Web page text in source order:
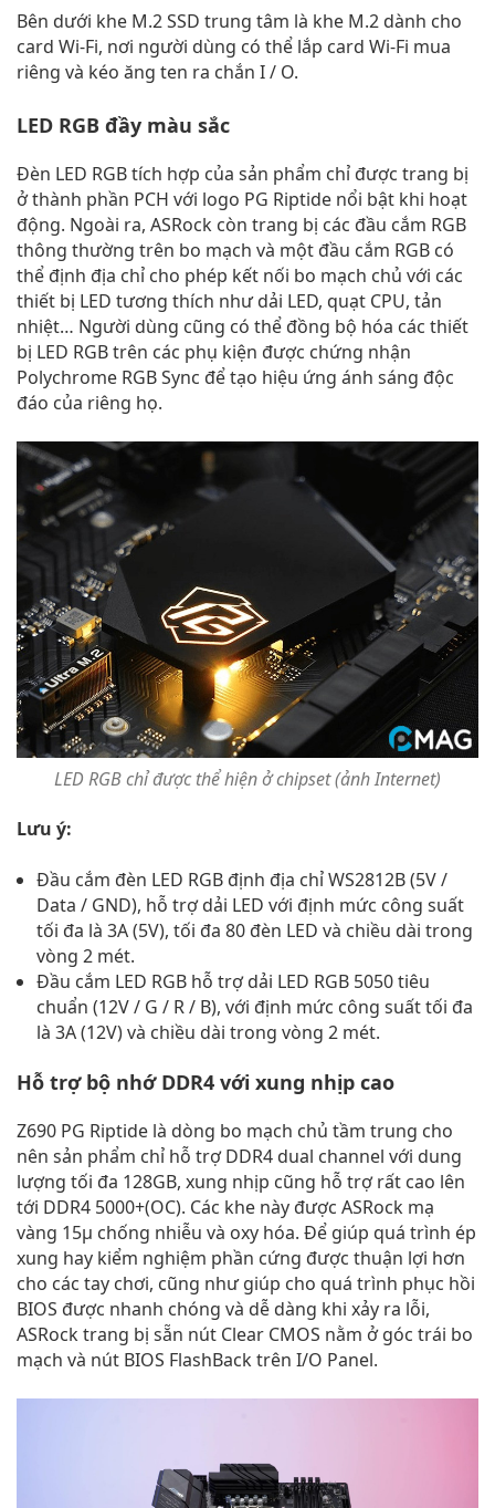
Bên dưới khe M.2 SSD trung tâm là khe M.2 dành cho
card Wi-Fi, nơi người dùng có thể lắp card Wi-Fi mua
riêng và kéo ăng ten ra chắn I / O.
LED RGB đầy màu sắc
Đèn LED RGB tích hợp của sản phẩm chỉ được trang bị
ở thành phần PCH với logo PG Riptide nổi bật khi hoạt
động. Ngoài ra, ASRock còn trang bị các đầu cắm RGB
thông thường trên bo mạch và một đầu cắm RGB có
thể định địa chỉ cho phép kết nối bo mạch chủ với các
thiết bị LED tương thích như dải LED, quạt CPU, tản
nhiệt… Người dùng cũng có thể đồng bộ hóa các thiết
bị LED RGB trên các phụ kiện được chứng nhận
Polychrome RGB Sync để tạo hiệu ứng ánh sáng độc
đáo của riêng họ.
LED RGB chỉ được thể hiện ở chipset (ảnh Internet)
Lưu ý:
Đầu cắm đèn LED RGB định địa chỉ WS2812B (5V /
Data / GND), hỗ trợ dải LED với định mức công suất
tối đa là 3A (5V), tối đa 80 đèn LED và chiều dài trong
vòng 2 mét.
Đầu cắm LED RGB hỗ trợ dải LED RGB 5050 tiêu
chuẩn (12V / G / R / B), với định mức công suất tối đa
là 3A (12V) và chiều dài trong vòng 2 mét.
Hỗ trợ bộ nhớ DDR4 với xung nhịp cao
Z690 PG Riptide là dòng bo mạch chủ tầm trung cho
nên sản phẩm chỉ hỗ trợ DDR4 dual channel với dung
lượng tối đa 128GB, xung nhịp cũng hỗ trợ rất cao lên
tới DDR4 5000+(OC). Các khe này được ASRock mạ
vàng 15μ chống nhiễu và oxy hóa. Để giúp quá trình ép
xung hay kiểm nghiệm phần cứng được thuận lợi hơn
cho các tay chơi, cũng như giúp cho quá trình phục hồi
BIOS được nhanh chóng và dễ dàng khi xảy ra lỗi,
ASRock trang bị sẵn nút Clear CMOS nằm ở góc trái bo
mạch và nút BIOS FlashBack trên I/O Panel.